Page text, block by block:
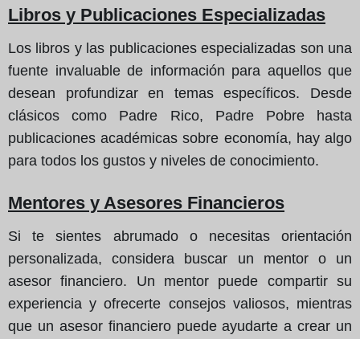
Libros y Publicaciones Especializadas
Los libros y las publicaciones especializadas son una
fuente invaluable de información para aquellos que
desean profundizar en temas específicos. Desde
clásicos como Padre Rico, Padre Pobre hasta
publicaciones académicas sobre economía, hay algo
para todos los gustos y niveles de conocimiento.
Mentores y Asesores Financieros
Si te sientes abrumado o necesitas orientación
personalizada, considera buscar un mentor o un
asesor financiero. Un mentor puede compartir su
experiencia y ofrecerte consejos valiosos, mientras
que un asesor financiero puede ayudarte a crear un